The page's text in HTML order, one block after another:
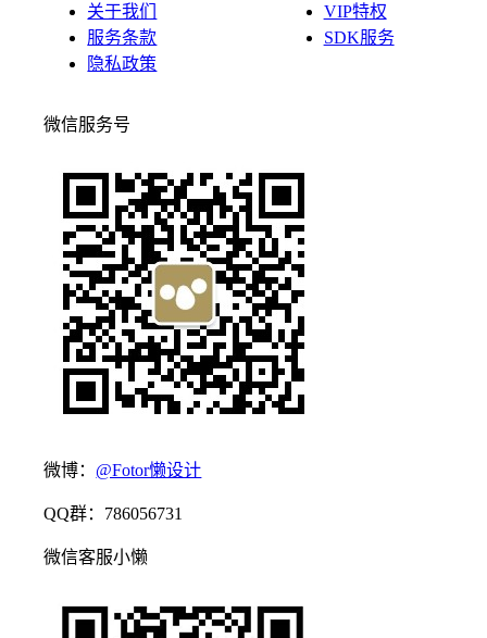
关于我们
服务条款
隐私政策
VIP特权
SDK服务
微信服务号
微博： @Fotor懒设计
QQ群：786056731
微信客服小懒